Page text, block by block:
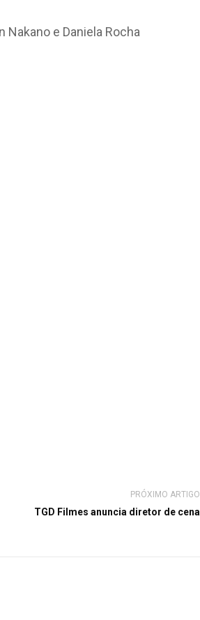
Nakano e Daniela Rocha
PRÓXIMO ARTIGO
TGD Filmes anuncia diretor de cena